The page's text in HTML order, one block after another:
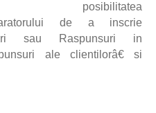
de a inscrie
sau Raspunsuri in
ale clientilorâ€ si